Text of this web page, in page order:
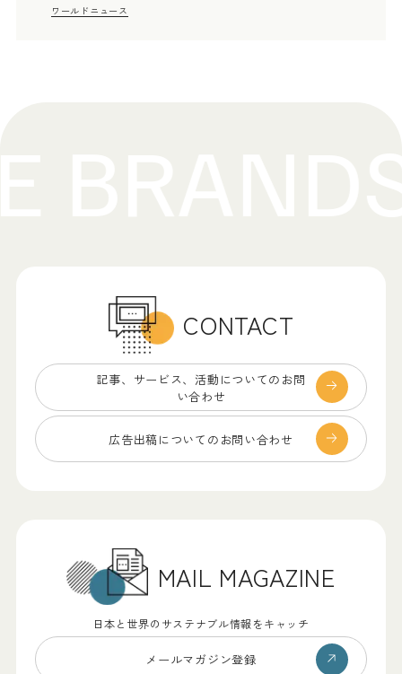
ワールドニュース
CONTACT
記事、サービス、 活動についてのお問
い合わせ
広告出稿についての お問い合わせ
MAIL MAGAZINE
日本と世界のサステナブル情報をキャッチ
メールマガジン登録